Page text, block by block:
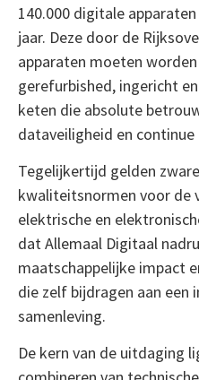
140.000 digitale
jaar. Deze door de
apparaten moeten
gerefurbished, ingericht
keten die absolute
dataveiligheid en
Tegelijkertijd gelden
kwaliteitsnormen voor de
elektrische en
dat Allemaal Digitaal
maatschappelijke impact
die zelf bijdragen aan een
samenleving.
De kern van de uitdaging